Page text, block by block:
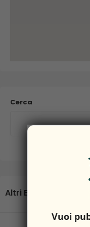
Cerca
Altri Eventi
Vuoi